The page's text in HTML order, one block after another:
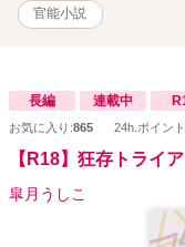
官能小説
長編 連載中
お気に入り:865 24h.ポイント
【R18】狂存トライ
皐月うしこ